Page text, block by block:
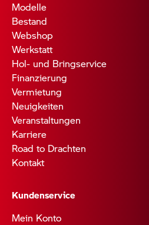
Modelle
Bestand
Webshop
Werkstatt
Hol- und Bringservice
Finanzierung
Vermietung
Neuigkeiten
Veranstaltungen
Karriere
Road to Drachten
Kontakt
Kundenservice
Mein Konto